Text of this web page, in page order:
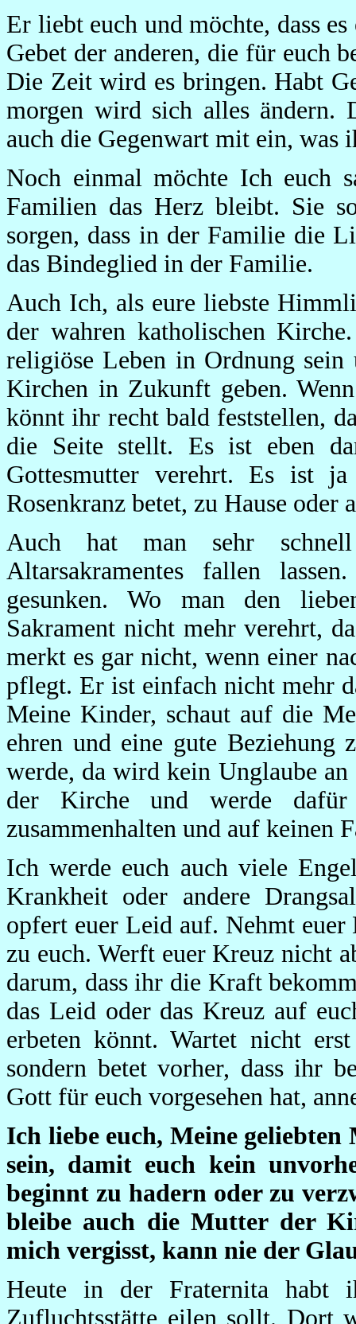
Er liebt euch und möchte, dass
Gebet der anderen, die für euch
Die Zeit wird es bringen. Habt
morgen wird sich alles ändern.
auch die Gegenwart mit ein,
Noch einmal möchte Ich euch
Familien das Herz bleibt. Sie
sorgen, dass in der Familie die
das Bindeglied in der Familie.
Auch Ich, als eure liebste
der wahren katholischen
religiöse Leben in Ordnung
Kirchen in Zukunft geben.
könnt ihr recht bald feststellen,
die Seite stellt. Es ist eben
Gottesmutter verehrt. Es ist
Rosenkranz betet, zu Hause
Auch hat man sehr
Altarsakramentes fallen
gesunken. Wo man den
Sakrament nicht mehr verehrt,
merkt es gar nicht, wenn einer
pflegt. Er ist einfach nicht mehr
Meine Kinder, schaut auf die
ehren und eine gute Beziehung
werde, da wird kein Unglaube
der Kirche und werde dafür
zusammenhalten und auf keinen
Ich werde euch auch viele
Krankheit oder andere
opfert euer Leid auf. Nehmt euer
zu euch. Werft euer Kreuz nicht
darum, dass ihr die Kraft
das Leid oder das Kreuz auf
erbeten könnt. Wartet nicht
sondern betet vorher, dass ihr
Gott für euch vorgesehen hat,
Ich liebe euch, Meine
sein, damit euch kein
beginnt zu hadern oder zu
bleibe auch die Mutter der
mich vergisst, kann nie der
Heute in der Fraternita habt
Zufluchtsstätte eilen sollt. Dort